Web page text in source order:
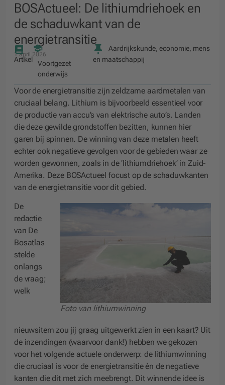
BOSActueel: De lithiumdriehoek en
de schaduwkant van de
energietransitie
1 april 2026
Artikel
Voortgezet
onderwijs
Aardrijkskunde, economie, mens
en maatschappij
Voor de energietransitie zijn zeldzame aardmetalen van
cruciaal belang. Lithium is bijvoorbeeld essentieel voor
de productie van accu’s van elektrische auto’s. Landen
die deze gewilde grondstoffen bezitten, kunnen hier
garen bij spinnen. De winning van deze metalen heeft
echter ook negatieve gevolgen voor de gebieden waar ze
worden gewonnen, zoals in de ‘lithiumdriehoek’ in Zuid-
Amerika. Deze BOSActueel focust op de schaduwkanten
van de energietransitie voor dit gebied.
Foto van lithiumwinning
De
redactie
van De
Bosatlas
stelde
onlangs
de vraag;
welk
nieuwsitem zou jij graag uitgewerkt zien in een kaart? Uit
de inzendingen (waarvoor dank!) hebben we gekozen
voor het volgende actuele onderwerp: de lithiumwinning
die cruciaal is voor de energietransitie én de negatieve
kanten die dit met zich meebrengt. Dit winnende idee is